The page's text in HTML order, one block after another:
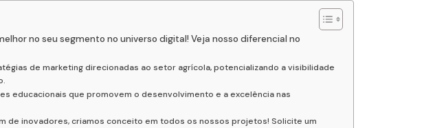
no seu segmento no universo digital! Veja nosso diferencial no
de marketing direcionadas ao setor agrícola, potencializando a visibilidade
educacionais que promovem o desenvolvimento e a excelência nas
de inovadores, criamos conceito em todos os nossos projetos! Solicite um